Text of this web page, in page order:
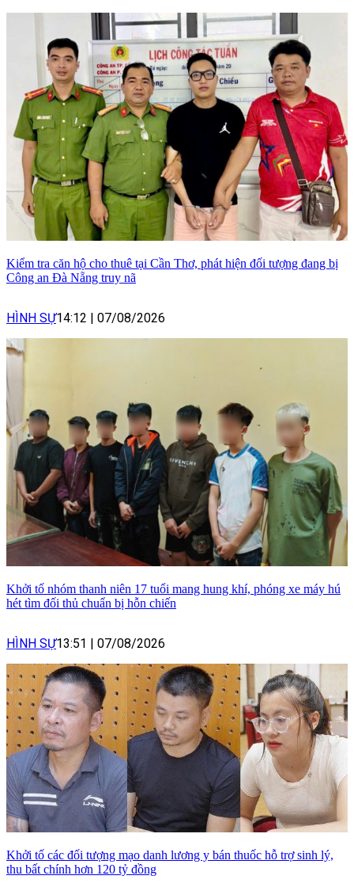
Kiểm tra căn hộ cho thuê tại Cần Thơ, phát hiện đối tượng đang bị
Công an Đà Nẵng truy nã
HÌNH SỰ14:12 | 07/08/2026
Khởi tố nhóm thanh niên 17 tuổi mang hung khí, phóng xe máy hú
hét tìm đối thủ chuẩn bị hỗn chiến
HÌNH SỰ13:51 | 07/08/2026
Khởi tố các đối tượng mạo danh lương y bán thuốc hỗ trợ sinh lý,
thu bất chính hơn 120 tỷ đồng